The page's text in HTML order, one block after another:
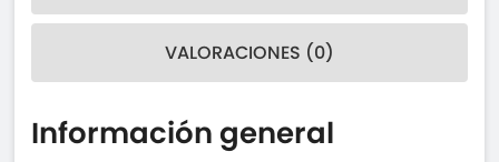
VALORACIONES (0)
Información general